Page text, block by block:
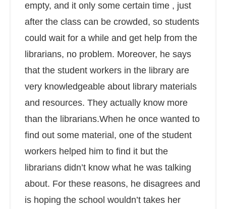
empty, and it only some certain time , just
after the class can be crowded, so students
could wait for a while and get help from the
librarians, no problem. Moreover, he says
that the student workers in the library are
very knowledgeable about library materials
and resources. They actually know more
than the librarians.When he once wanted to
find out some material, one of the student
workers helped him to find it but the
librarians didn’t know what he was talking
about. For these reasons, he disagrees and
is hoping the school wouldn’t takes her